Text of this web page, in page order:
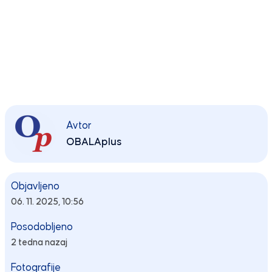
Avtor
OBALAplus
Objavljeno
06. 11. 2025, 10:56
Posodobljeno
2 tedna nazaj
Fotografije